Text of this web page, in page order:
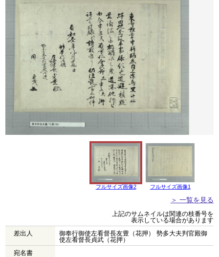
フルサイズ画像2 フルサイズ画像1
＞ 一覧を見る
上記のサムネイルは関連の枝番号を
表示している場合があります
差出人
御奉行御使左看督長友豊（花押） 勢多大夫判官殿御
使左看督長貞武（花押）
宛名書